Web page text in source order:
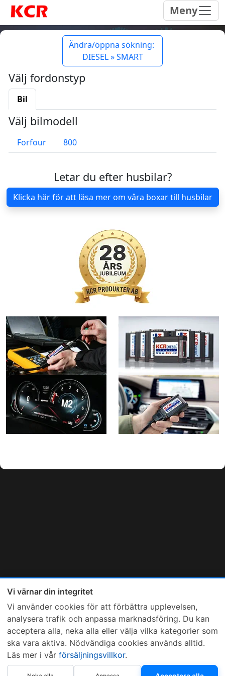
Vi värnar din integritet
Vi använder cookies för att förbättra upplevelsen,
analysera trafik och anpassa marknadsföring. Du kan
acceptera alla, neka alla eller välja vilka kategorier som
ska vara aktiva. Nödvändiga cookies används alltid.
Läs mer i vår försäljningsvillkor.
Meny
Ändra/öppna sökning:
DIESEL » SMART
Välj fordonstyp
Bil
Välj bilmodell
Forfour 800
Letar du efter husbilar?
Klicka här för att läsa mer om våra boxar till husbilar